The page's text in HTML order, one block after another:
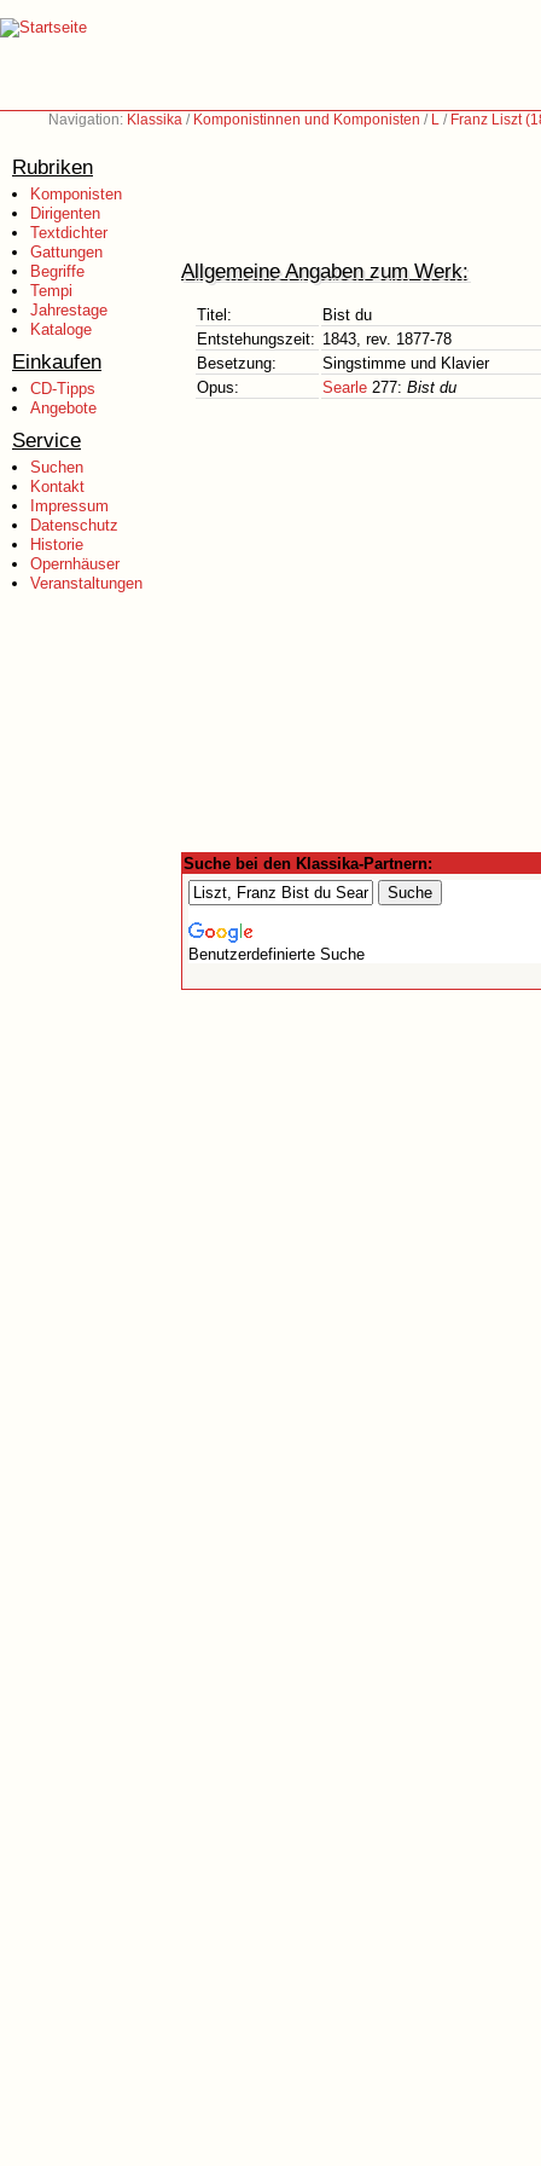
Navigation: Klassika / Komponistinnen und Komponisten / L / Franz Liszt
Rubriken
Komponisten
Dirigenten
Textdichter
Gattungen
Begriffe
Tempi
Jahrestage
Kataloge
Einkaufen
CD-Tipps
Angebote
Service
Suchen
Kontakt
Impressum
Datenschutz
Historie
Opernhäuser
Veranstaltungen
Allgemeine Angaben zum Werk:
Titel:
Bist du
Entstehungszeit: 1843, rev. 1877-78
Besetzung:
Singstimme und Klavier
Opus:
Searle 277: Bist du
Suche bei den Klassika-Partnern:
Benutzerdefinierte Suche